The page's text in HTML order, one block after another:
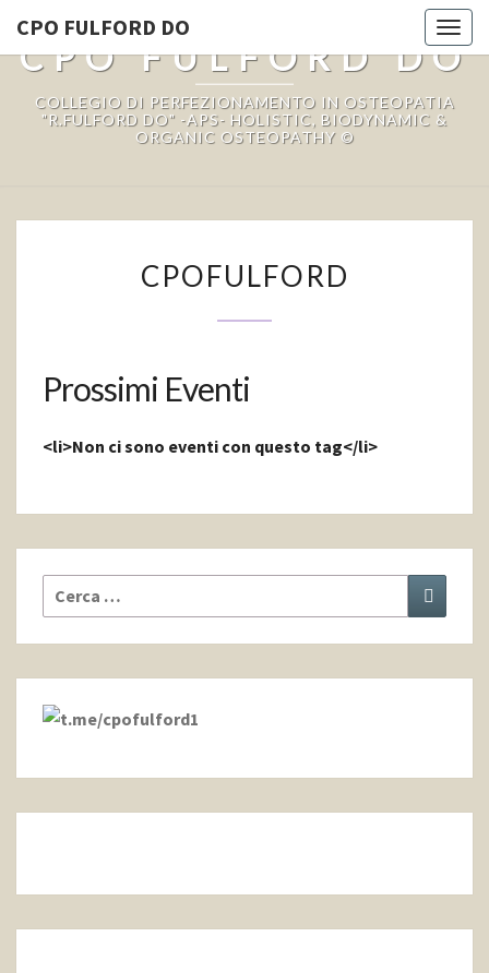
CPO FULFORD DO
CPO FULFORD DO
COLLEGIO DI PERFEZIONAMENTO IN OSTEOPATIA
"R.FULFORD DO" -APS- HOLISTIC, BIODYNAMIC &
ORGANIC OSTEOPATHY ©
CPOFULFORD
Prossimi Eventi
<li>Non ci sono eventi con questo tag</li>
Cerca: Cerca